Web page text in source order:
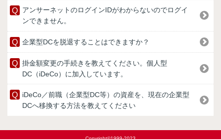
アンサーネットのログインIDがわからないのでログイ
ンできません。
企業型DCを脱退することはできますか？
掛金額変更の手続きを教えてください。個人型
DC（iDeCo）に加入しています。
iDeCo／前職（企業型DC等）の資産を、現在の企業型
DCへ移換する方法を教えてください